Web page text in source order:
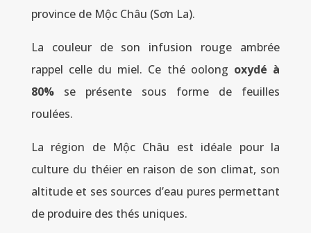
province de Mộc Châu (Sơn La).
La couleur de son infusion rouge ambrée
rappel celle du miel. Ce thé oolong oxydé à
80%se présente sous forme de feuilles
roulées.
La région de Mộc Châu est idéale pour la
culture du théier en raison de son climat, son
altitude et ses sources d’eau pures permettant
de produire des thés uniques.